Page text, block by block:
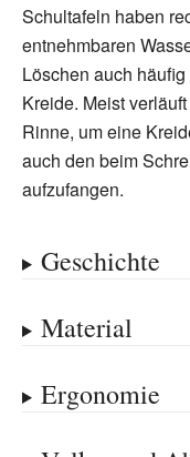
Schultafeln haben
entnehmbaren
Löschen auch
Kreide. Meist
Rinne, um eine
auch den beim
aufzufangen.
Geschichte
Material
Ergonomie